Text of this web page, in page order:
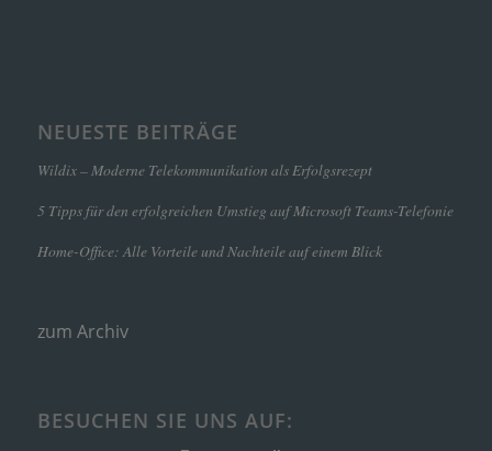
NEUESTE BEITRÄGE
Wildix – Moderne Telekommunikation als Erfolgsrezept
5 Tipps für den erfolgreichen Umstieg auf Microsoft Teams-Telefonie
Home-Office: Alle Vorteile und Nachteile auf einem Blick
zum Archiv
BESUCHEN SIE UNS AUF: